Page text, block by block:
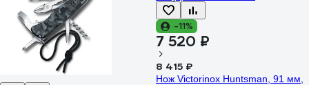
-11%
7 520 ₽
8 415 ₽
Нож Victorinox Huntsman, 91 мм,